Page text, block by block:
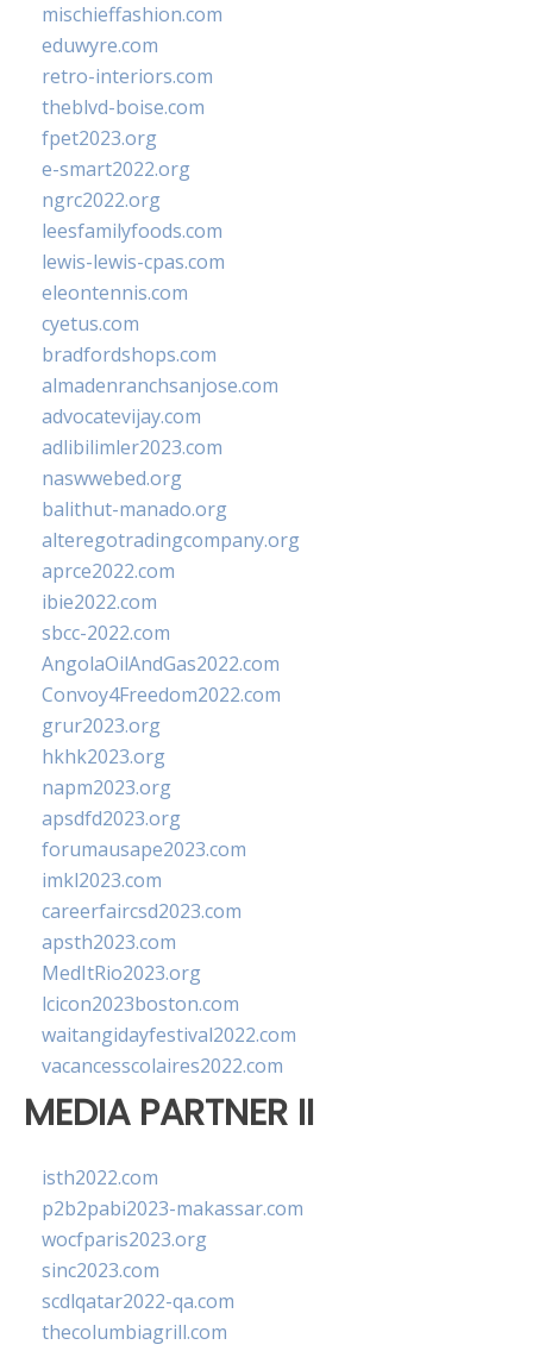
mischieffashion.com
eduwyre.com
retro-interiors.com
theblvd-boise.com
fpet2023.org
e-smart2022.org
ngrc2022.org
leesfamilyfoods.com
lewis-lewis-cpas.com
eleontennis.com
cyetus.com
bradfordshops.com
almadenranchsanjose.com
advocatevijay.com
adlibilimler2023.com
naswwebed.org
balithut-manado.org
alteregotradingcompany.org
aprce2022.com
ibie2022.com
sbcc-2022.com
AngolaOilAndGas2022.com
Convoy4Freedom2022.com
grur2023.org
hkhk2023.org
napm2023.org
apsdfd2023.org
forumausape2023.com
imkl2023.com
careerfaircsd2023.com
apsth2023.com
MedItRio2023.org
lcicon2023boston.com
waitangidayfestival2022.com
vacancesscolaires2022.com
MEDIA PARTNER II
isth2022.com
p2b2pabi2023-makassar.com
wocfparis2023.org
sinc2023.com
scdlqatar2022-qa.com
thecolumbiagrill.com